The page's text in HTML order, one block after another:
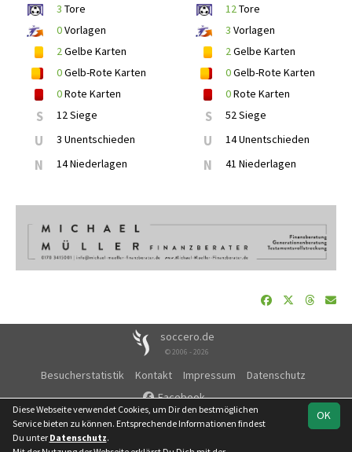
3 Tore
0Vorlagen
2Gelbe Karten
0Gelb-Rote Karten
0Rote Karten
S 12 Siege
U 3 Unentschieden
N 14 Niederlagen
12Tore
3 Vorlagen
2Gelbe Karten
0Gelb-Rote Karten
0Rote Karten
S 52 Siege
U 14 Unentschieden
N 41 Niederlagen
soccero.de
© 2006 - 2026
Besucherstatistik Kontakt Impressum
Datenschutz
Facebook
OK
Diese Webseite verwendet Cookies, um Dir den bestmöglichen
Service bieten zu können. Entsprechende Informationen findest
Du unter Datenschutz.